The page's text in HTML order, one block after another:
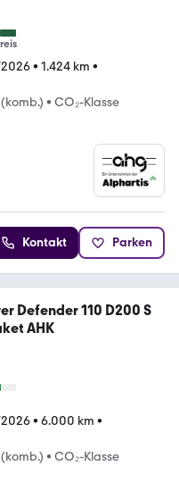
• 1.424 km •
• CO₂-Klasse
Kontakt Parken
Defender 110 D200 S
AHK
• 6.000 km •
• CO₂-Klasse